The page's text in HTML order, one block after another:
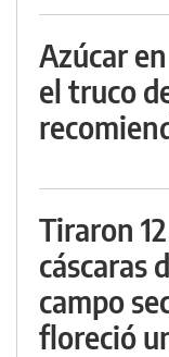
Azúcar
el truco
Tiraron
cáscaras
campo
floreció